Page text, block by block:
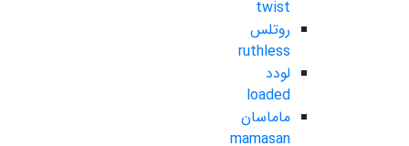
twist
روتلس
ruthless
لودد
loaded
ماماسان
mamasan